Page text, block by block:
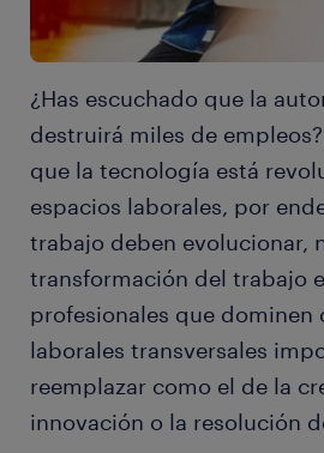
¿Has escuchado que la
destruirá miles de
que la tecnología está
espacios laborales, por
trabajo deben evolucionar,
transformación del trabajo
profesionales que dominen
laborales transversales
reemplazar como el de la
innovación o la resolución